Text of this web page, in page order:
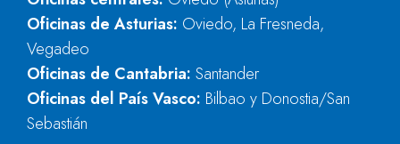
Oficinas de Asturias: Oviedo, La Fresneda,
Vegadeo
Oficinas de Cantabria: Santander
Oficinas del País Vasco: Bilbao y Donostia/San
Sebastián